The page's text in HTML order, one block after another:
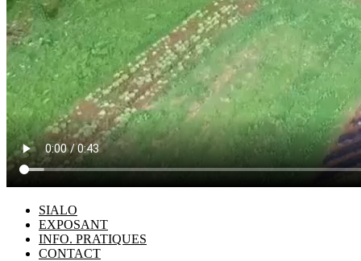
SIALO
EXPOSANT
INFO. PRATIQUES
CONTACT